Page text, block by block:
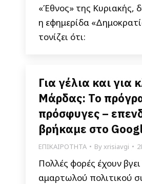
«Έθνος» της Κυριακής,
η εφημερίδα
τονίζει ότι:
Για γέλια και
Μάρδας: Το
πρόσφυγες –
βρήκαμε στο
ΕΠΙΚΑΙΡΟΤΗΤΑ Byxrisiavgi
Πολλές φορές έχουν
αμαρτωλού πολιτικού